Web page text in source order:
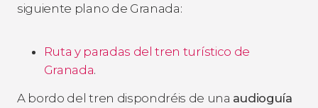
siguiente plano de Granada:
Ruta y paradas del tren turístico de
Granada.
A bordo del tren dispondréis de una audioguía